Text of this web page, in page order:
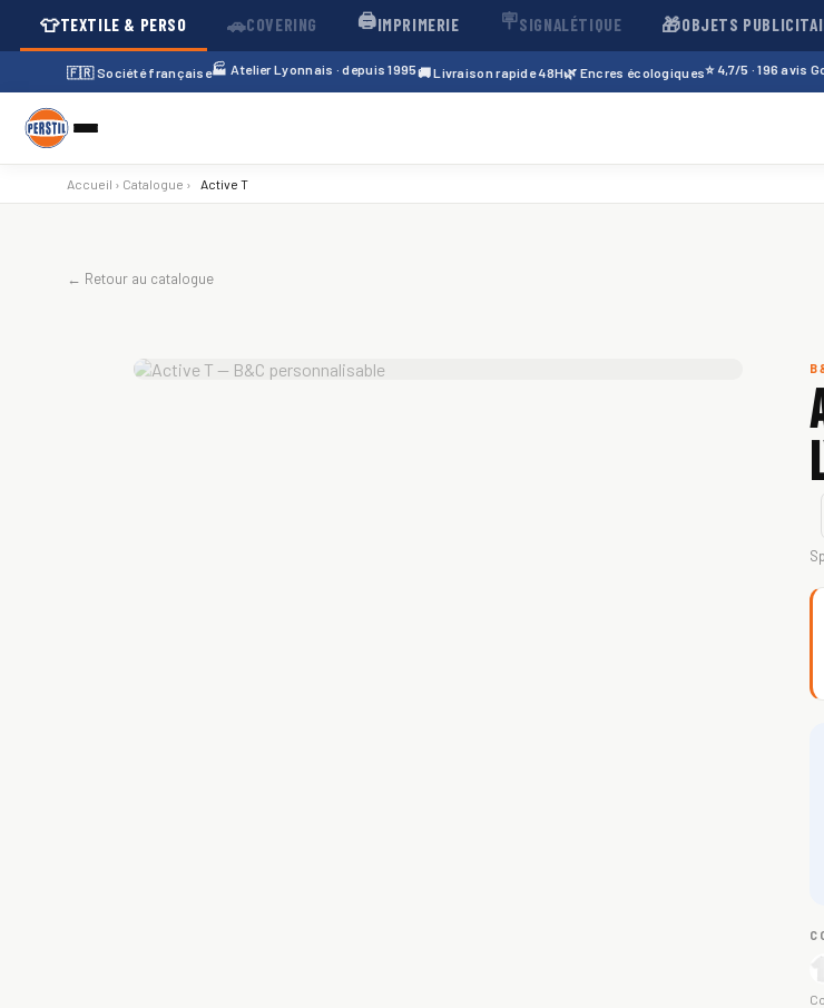
👕TEXTILE & PERSO 🚗COVERING 🖨️IMPRIMERIE 🪧SIGNALÉTIQUE 🎁OBJETS
🇫🇷 Société française🏭 Atelier Lyonnais · depuis 1995🚚 Livraison rapide 48H🌿 Encres écologiques⭐ 4,7/5 · 196 avis
Accueil › Catalogue › Active T
← Retour au catalogue